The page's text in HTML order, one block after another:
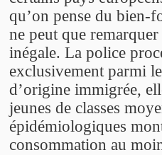
qu’on pense du bien-
ne peut que
inégale. La police
exclusivement parmi
d’origine immigrée,
jeunes de classes
épidémiologiques
consommation au